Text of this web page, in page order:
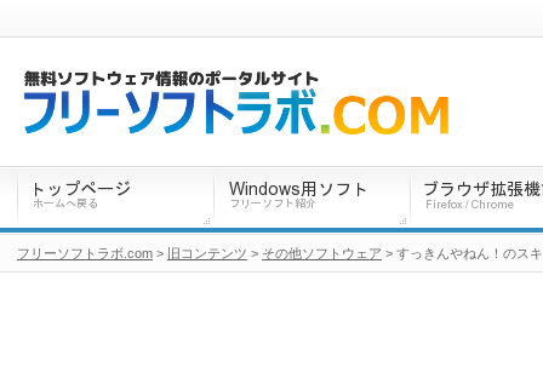
フリーソフトラボ.com > 旧コンテンツ > その他ソフトウェア > すっきんやねん！のス